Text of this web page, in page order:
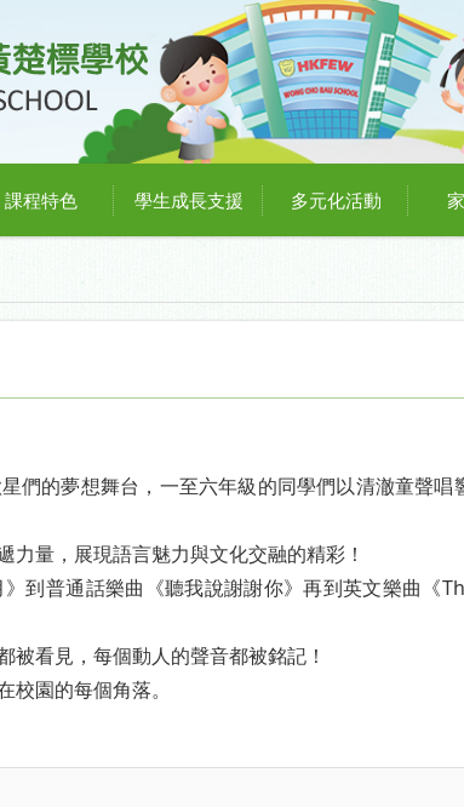
課程特色 學生成長支援 多元化活動
們的夢想舞台，一至六年級的同學們以清澈童聲唱
力量，展現語言魅力與文化交融的精彩！
到普通話樂曲《聽我說謝謝你》再到英文樂曲《
被看見，每個動人的聲音都被銘記！
園的每個角落。